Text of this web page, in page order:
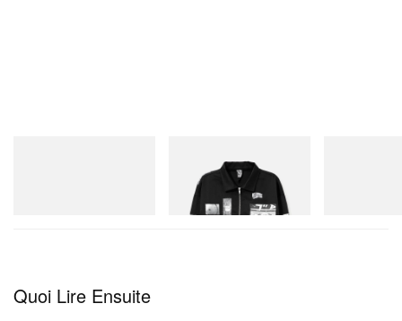
Billionaire Boys Club X Initial
D Cotton Jacket
Acheter maintenant
Quoi Lire Ensuite